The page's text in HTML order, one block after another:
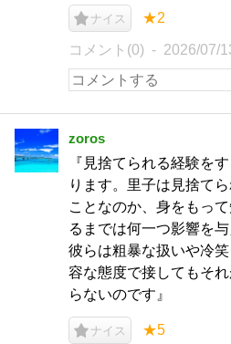
ナイス ★2
コメント(0) 2026/07/
zoros
『見捨てられる経験を
ります。里子は見捨て
ことなのか、身をもっ
るまでは何一つ影響を
彼らは粗暴な扱いや冷
容な態度で接してもそ
らないのです』
ナイス ★5